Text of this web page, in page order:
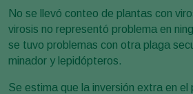
No se llevó conteo de plantas con
virosis no representó problema en
se tuvo problemas con otra plaga
minador y lepidópteros.
Se estima que la inversión extra en el